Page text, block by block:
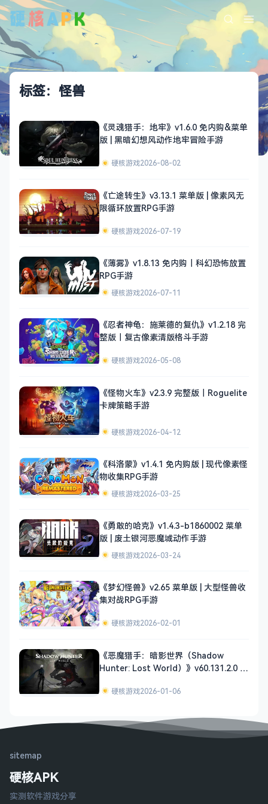
标签：怪兽
《灵魂猎手：地牢》v1.6.0 免内购&菜单
版 | 黑暗幻想风动作地牢冒险手游
硬核游戏2026-08-02
《亡途转生》v3.13.1 菜单版 | 像素风无
限循环放置RPG手游
硬核游戏2026-07-19
《薄雾》v1.8.13 免内购｜科幻恐怖放置
RPG手游
硬核游戏2026-07-11
《忍者神龟：施莱德的复仇》v1.2.18 完
整版｜复古像素清版格斗手游
硬核游戏2026-05-08
《怪物火车》v2.3.9 完整版｜Roguelite
卡牌策略手游
硬核游戏2026-04-12
《科洛蒙》v1.4.1 免内购版 | 现代像素怪
物收集RPG手游
硬核游戏2026-03-25
《勇敢的哈克》v1.4.3-b1860002 菜单
版 | 废土银河恶魔城动作手游
硬核游戏2026-03-24
《梦幻怪兽》v2.65 菜单版 | 大型怪兽收
集对战RPG手游
硬核游戏2026-02-01
《恶魔猎手：暗影世界（Shadow
Hunter: Lost World）》v60.131.2.0 菜
硬核游戏2026-01-06
sitemap
硬核APK
实测软件游戏分享